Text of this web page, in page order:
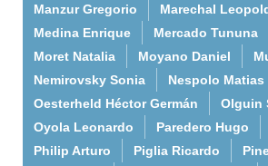
Manzur Gregorio
Marechal
Medina Enrique
Mercado Tununa
Moret Natalia
Moyano Daniel
Nemirovsky Sonia
Nespolo Matias
Oesterheld Héctor Germán
Olguin
Oyola Leonardo
Paredero Hugo
Philip Arturo
Piglia Ricardo